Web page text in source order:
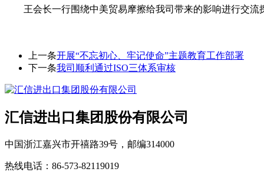
王会长一行围绕中美贸易摩擦给我司带来的影响进行交
上一条开展“不忘初心、牢记使命”主题教育工作部署
下一条我司顺利通过ISO三体系审核
汇信进出口集团股份有限公司
中国浙江嘉兴市开禧路39号，邮编314000
热线电话：86-573-82119019